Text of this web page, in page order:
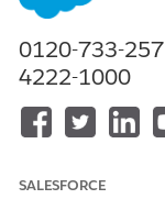
データキットとパッ
インストールする
データストリームを
0120-733-
4222-1000
SALESFORCE